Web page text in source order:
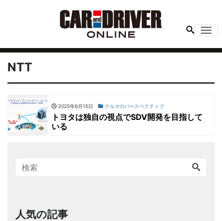
NTT
2025年6月15日 クルマのパースペクティブ
トヨタは独自の視点でSDV開発を目指して
いる
人気の記事